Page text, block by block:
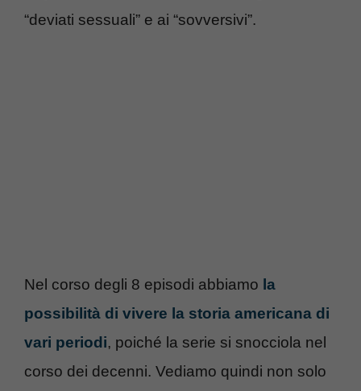
“deviati sessuali” e ai “sovversivi”.
Nel corso degli 8 episodi abbiamo la
possibilità di vivere la storia americana di
vari periodi, poiché la serie si snocciola nel
corso dei decenni. Vediamo quindi non solo